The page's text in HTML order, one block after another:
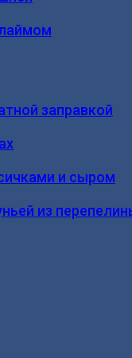
заправкой
и сыром
из